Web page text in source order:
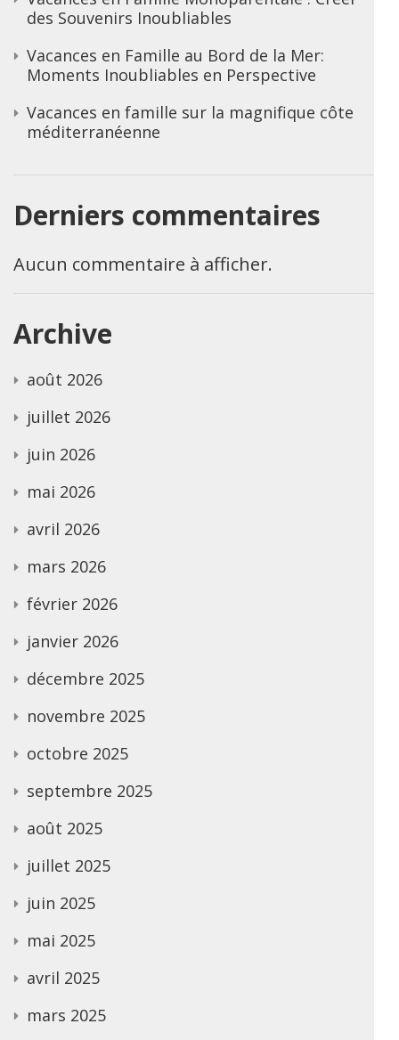
des Souvenirs Inoubliables
Vacances en Famille au Bord de la Mer:
Moments Inoubliables en Perspective
Vacances en famille sur la magnifique côte
méditerranéenne
Derniers commentaires
Aucun commentaire à afficher.
Archive
août 2026
juillet 2026
juin 2026
mai 2026
avril 2026
mars 2026
février 2026
janvier 2026
décembre 2025
novembre 2025
octobre 2025
septembre 2025
août 2025
juillet 2025
juin 2025
mai 2025
avril 2025
mars 2025